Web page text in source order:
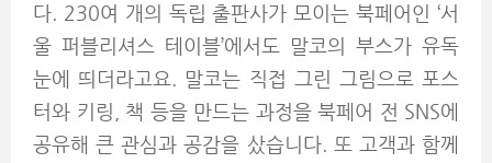
다. 230여 개의 독립 출판사가 모이는 북페어인 ‘서
울 퍼블리셔스 테이블’에서도 말코의 부스가 유독
눈에 띄더라고요. 말코는 직접 그린 그림으로 포스
터와 키링, 책 등을 만드는 과정을 북페어 전 SNS에
공유해 큰 관심과 공감을 샀습니다. 또 고객과 함께